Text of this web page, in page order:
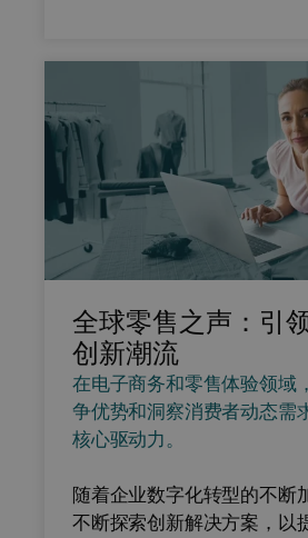
全球零售之声：引
创新潮流
在电子商务和零售体验领域
争优势和洞察消费者动态需
核心驱动力。
随着企业数字化转型的不断
不断探索创新解决方案，以